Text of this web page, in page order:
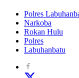
Polres
Narkoba
Rokan Hulu
Polres
Labuhanbatu